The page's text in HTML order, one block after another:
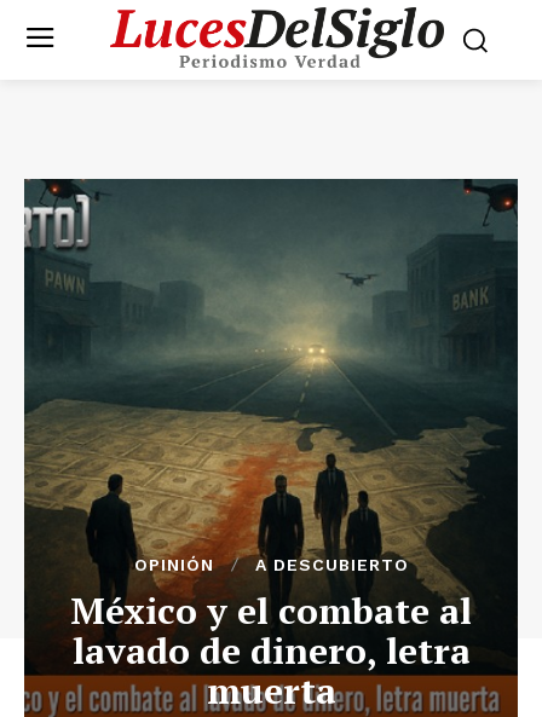
OPINIÓN A DESCUBIERTO
México y el combate al
lavado de dinero, letra
muerta